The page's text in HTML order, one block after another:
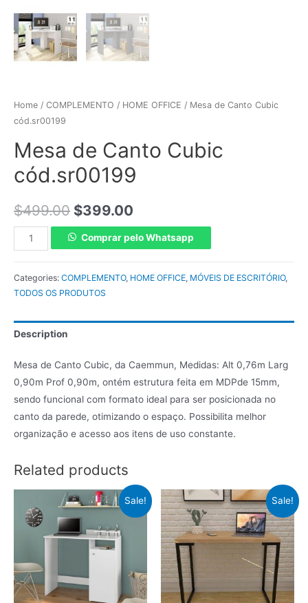
Home / COMPLEMENTO / HOME OFFICE / Mesa de Canto Cubic
cód.sr00199
Mesa de Canto Cubic
cód.sr00199
$499.00 $399.00
Comprar pelo Whatsapp
Categories: COMPLEMENTO, HOME OFFICE, MÓVEIS DE ESCRITÓRIO,
TODOS OS PRODUTOS
Description
Mesa de Canto Cubic, da Caemmun, Medidas: Alt 0,76m Larg
0,90m Prof 0,90m, ontém estrutura feita em MDPde 15mm,
sendo funcional com formato ideal para ser posicionada no
canto da parede, otimizando o espaço. Possibilita melhor
organização e acesso aos itens de uso constante.
Related products
Sale! Sale!